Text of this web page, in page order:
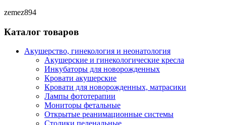
zemez894
Каталог товаров
Акушерство, гинекология и неонатология
Акушерские и гинекологические креслa
Инкубаторы для новорожденных
Кровати акушерские
Кровати для новорожденных, матрасики
Лампы фототерапии
Мониторы фетальные
Открытые реанимационные системы